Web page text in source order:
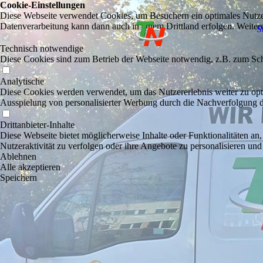
Cookie-Einstellungen
Diese Webseite verwendet Cookies, um Besuchern ein optimales
Datenverarbeitung kann dann auch in einem Drittland erfolgen.
Technisch notwendige
Diese Cookies sind zum Betrieb der Webseite notwendig, z.B. zum
Analytische
Diese Cookies werden verwendet, um das Nutzererlebnis weiter zu
Ausspielung von personalisierter Werbung durch die Nachverfolgung
Drittanbieter-Inhalte
Diese Webseite bietet möglicherweise Inhalte oder Funktionalitäten
Nutzeraktivität zu verfolgen oder ihre Angebote zu personalisieren
Ablehnen
Alle akzeptieren
Speichern